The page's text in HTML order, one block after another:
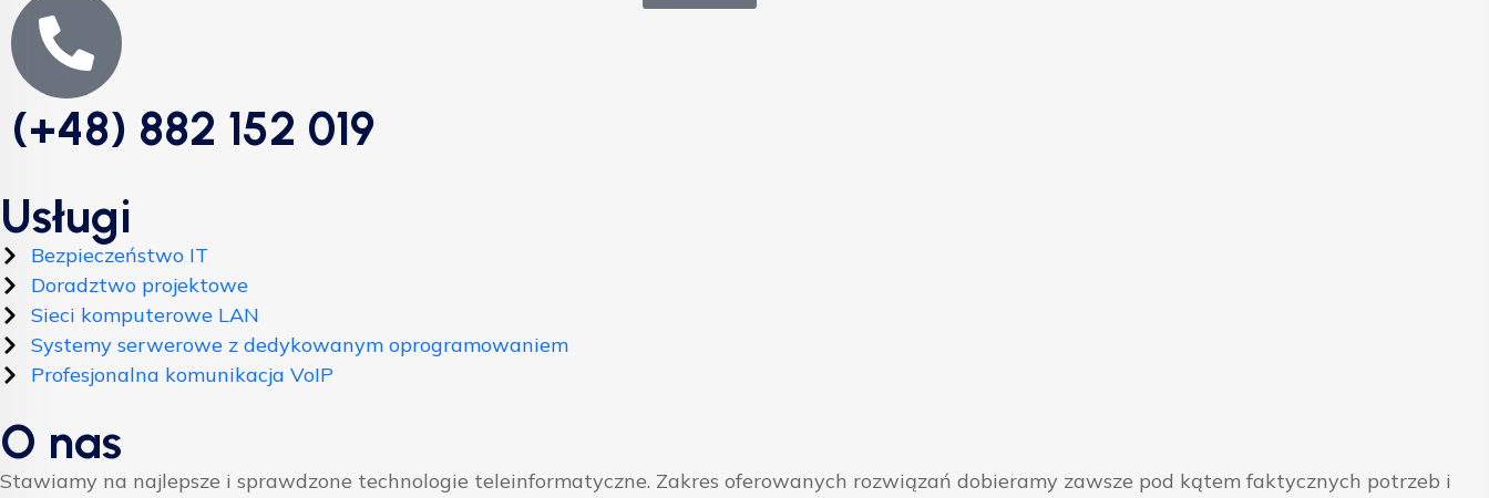
(+48) 882 152 019
Usługi
Bezpieczeństwo IT
Doradztwo projektowe
Sieci komputerowe LAN
Systemy serwerowe z dedykowanym oprogramowaniem
Profesjonalna komunikacja VoIP
O nas
Stawiamy na najlepsze i sprawdzone technologie teleinformatyczne. Zakres oferowanych rozwiązań dobieramy zawsze pod kątem faktycznych potrzeb i